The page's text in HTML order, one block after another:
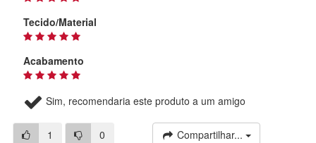
Tecido/Material
Acabamento
Sim, recomendaria este produto a um amigo
1 0 Compartilhar...